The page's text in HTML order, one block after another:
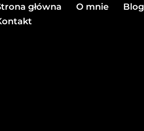
główna O mnie Blog